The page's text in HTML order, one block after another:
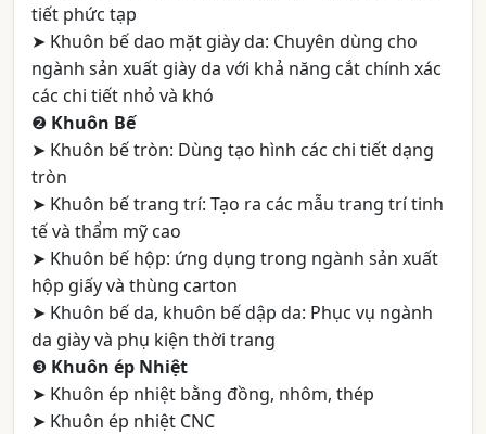
tiết phức tạp
➤ Khuôn bế dao mặt giày da: Chuyên dùng cho
ngành sản xuất giày da với khả năng cắt chính xác
các chi tiết nhỏ và khó
❷ Khuôn Bế
➤ Khuôn bế tròn: Dùng tạo hình các chi tiết dạng
tròn
➤ Khuôn bế trang trí: Tạo ra các mẫu trang trí tinh
tế và thẩm mỹ cao
➤ Khuôn bế hộp: ứng dụng trong ngành sản xuất
hộp giấy và thùng carton
➤ Khuôn bế da, khuôn bế dập da: Phục vụ ngành
da giày và phụ kiện thời trang
❸ Khuôn ép Nhiệt
➤ Khuôn ép nhiệt bằng đồng, nhôm, thép
➤ Khuôn ép nhiệt CNC